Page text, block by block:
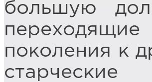
большую
поколения к